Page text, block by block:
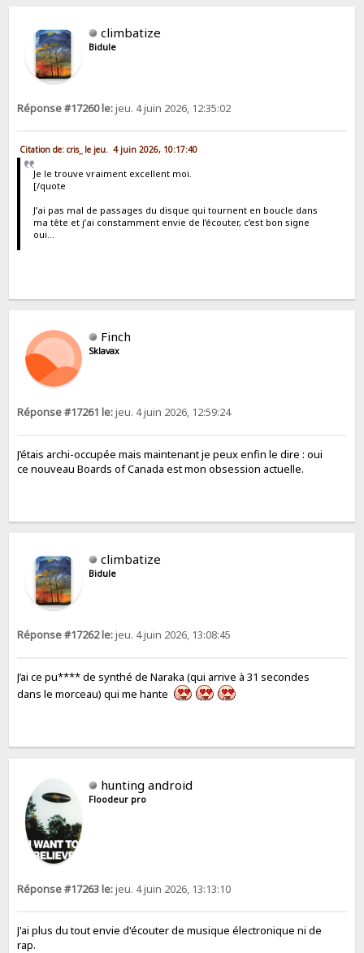
climbatize
Bidule
Réponse #17260 le:jeu. 4 juin 2026, 12:35:02
Citation de: cris_ le jeu. 4 juin 2026, 10:17:40
Je le trouve vraiment excellent moi.
[/quote
J’ai pas mal de passages du disque qui tournent en boucle dans
ma tête et j’ai constamment envie de l’écouter, c’est bon signe
oui…
Finch
Sklavax
Réponse #17261 le:jeu. 4 juin 2026, 12:59:24
J’étais archi-occupée mais maintenant je peux enfin le dire : oui
ce nouveau Boards of Canada est mon obsession actuelle.
climbatize
Bidule
Réponse #17262 le:jeu. 4 juin 2026, 13:08:45
J’ai ce pu**** de synthé de Naraka (qui arrive à 31 secondes
dans le morceau) qui me hante
hunting android
Floodeur pro
Réponse #17263 le:jeu. 4 juin 2026, 13:13:10
J'ai plus du tout envie d'écouter de musique électronique ni de
rap.